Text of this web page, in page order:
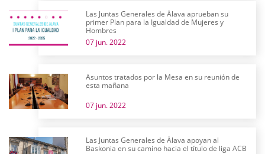
Las Juntas Generales de Álava aprueban su
primer Plan para la Igualdad de Mujeres y
Hombres
07 jun. 2022
Asuntos tratados por la Mesa en su reunión de
esta mañana
07 jun. 2022
Las Juntas Generales de Álava apoyan al
Baskonia en su camino hacia el título de liga ACB